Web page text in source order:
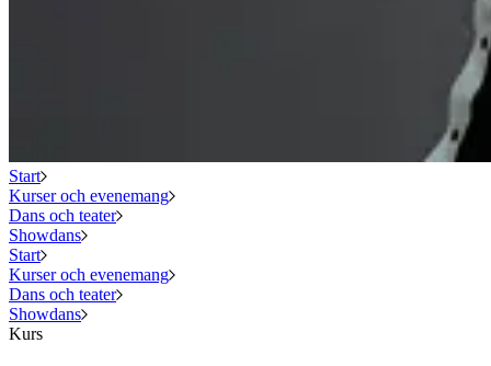
Start
Kurser och evenemang
Dans och teater
Showdans
Start
Kurser och evenemang
Dans och teater
Showdans
Kurs